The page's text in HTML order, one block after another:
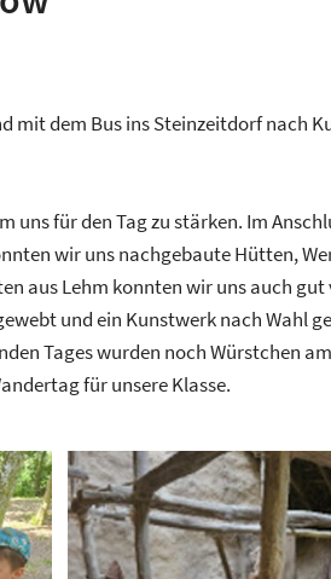
mit dem Bus ins Steinzeitdorf nach
für den Tag zu stärken. Im
wir uns nachgebaute Hütten,
aus Lehm konnten wir uns auch gut
und ein Kunstwerk nach Wahl
Tages wurden noch Würstchen
für unsere Klasse.